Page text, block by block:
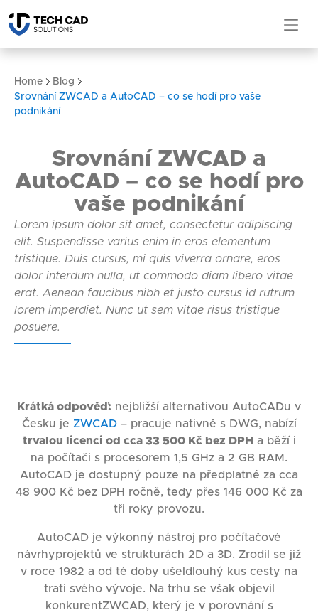
Home
Blog
Srovnání ZWCAD a AutoCAD – co se hodí pro vaše
podnikání
Srovnání ZWCAD a
AutoCAD – co se hodí pro
vaše podnikání
Lorem ipsum dolor sit amet, consectetur adipiscing
elit. Suspendisse varius enim in eros elementum
tristique. Duis cursus, mi quis viverra ornare, eros
dolor interdum nulla, ut commodo diam libero vitae
erat. Aenean faucibus nibh et justo cursus id rutrum
lorem imperdiet. Nunc ut sem vitae risus tristique
posuere.
Krátká odpověď: nejbližší alternativou AutoCADu v
Česku je ZWCAD– pracuje nativně s DWG, nabízí
trvalou licenci od cca 33 500 Kč bez DPH a běží i
na počítači s procesorem 1,5 GHz a 2 GB RAM.
AutoCAD je dostupný pouze na předplatné za cca
48 900 Kč bez DPH ročně, tedy přes 146 000 Kč za
tři roky provozu.
AutoCAD je výkonný nástroj pro počítačové
návrhyprojektů ve strukturách 2D a 3D. Zrodil se již
v roce 1982 a od té doby ušeldlouhý kus cesty na
trati svého vývoje. Na trhu se však objevil
konkurentZWCAD, který je v porovnání s